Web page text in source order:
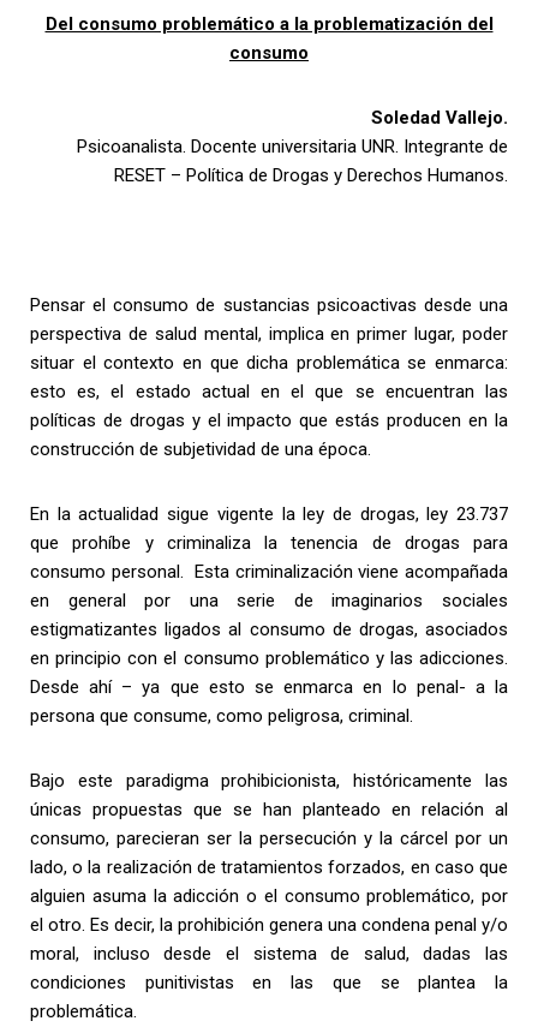
Del consumo problemático a la problematización del
consumo
Soledad Vallejo.
Psicoanalista. Docente universitaria UNR. Integrante de
RESET – Política de Drogas y Derechos Humanos.
Pensar el consumo de sustancias psicoactivas desde una
perspectiva de salud mental, implica en primer lugar, poder
situar el contexto en que dicha problemática se enmarca:
esto es, el estado actual en el que se encuentran las
políticas de drogas y el impacto que estás producen en la
construcción de subjetividad de una época.
En la actualidad sigue vigente la ley de drogas, ley 23.737
que prohíbe y criminaliza la tenencia de drogas para
consumo personal. Esta criminalización viene acompañada
en general por una serie de imaginarios sociales
estigmatizantes ligados al consumo de drogas, asociados
en principio con el consumo problemático y las adicciones.
Desde ahí – ya que esto se enmarca en lo penal- a la
persona que consume, como peligrosa, criminal.
Bajo este paradigma prohibicionista, históricamente las
únicas propuestas que se han planteado en relación al
consumo, parecieran ser la persecución y la cárcel por un
lado, o la realización de tratamientos forzados, en caso que
alguien asuma la adicción o el consumo problemático, por
el otro. Es decir, la prohibición genera una condena penal y/o
moral, incluso desde el sistema de salud, dadas las
condiciones punitivistas en las que se plantea la
problemática.